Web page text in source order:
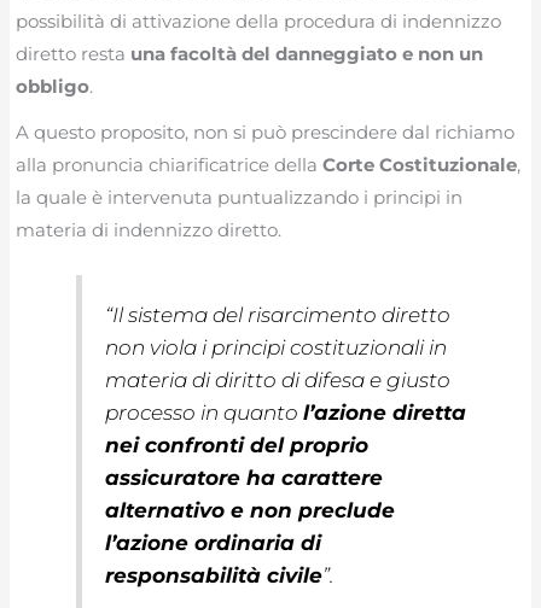
possibilità di attivazione della procedura di indennizzo
diretto resta una facoltà del danneggiato e non un
obbligo.
A questo proposito, non si può prescindere dal richiamo
alla pronuncia chiarificatrice dellaCorte Costituzionale,
la quale è intervenuta puntualizzando i principi in
materia di indennizzo diretto.
“Il sistema del risarcimento diretto
non viola i principi costituzionali in
materia di diritto di difesa e giusto
processo in quantol’azione diretta
nei confronti del proprio
assicuratore ha carattere
alternativo e non preclude
l’azione ordinaria di
responsabilità civile”.